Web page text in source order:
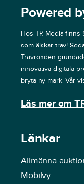
Powered
Hos TR Media finns
som älskar trav!
Travronden
innovativa digitala
bryta ny mark. Vår
Läs mer om
Länkar
Allmänna
Mobilvy